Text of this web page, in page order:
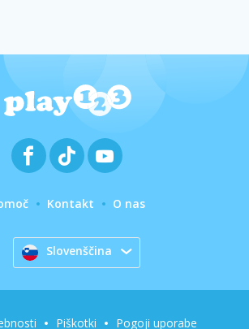
Kontakt O nas
Slovenščina
Piškotki Pogoji uporabe